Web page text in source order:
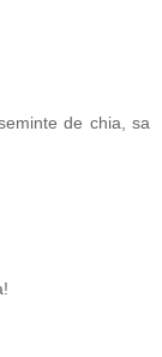
de chia, sa